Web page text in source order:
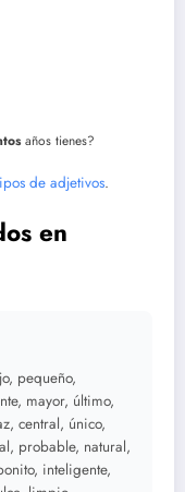
años tienes?
de adjetivos.
en
pequeño,
mayor, último,
central, único,
probable, natural,
inteligente,